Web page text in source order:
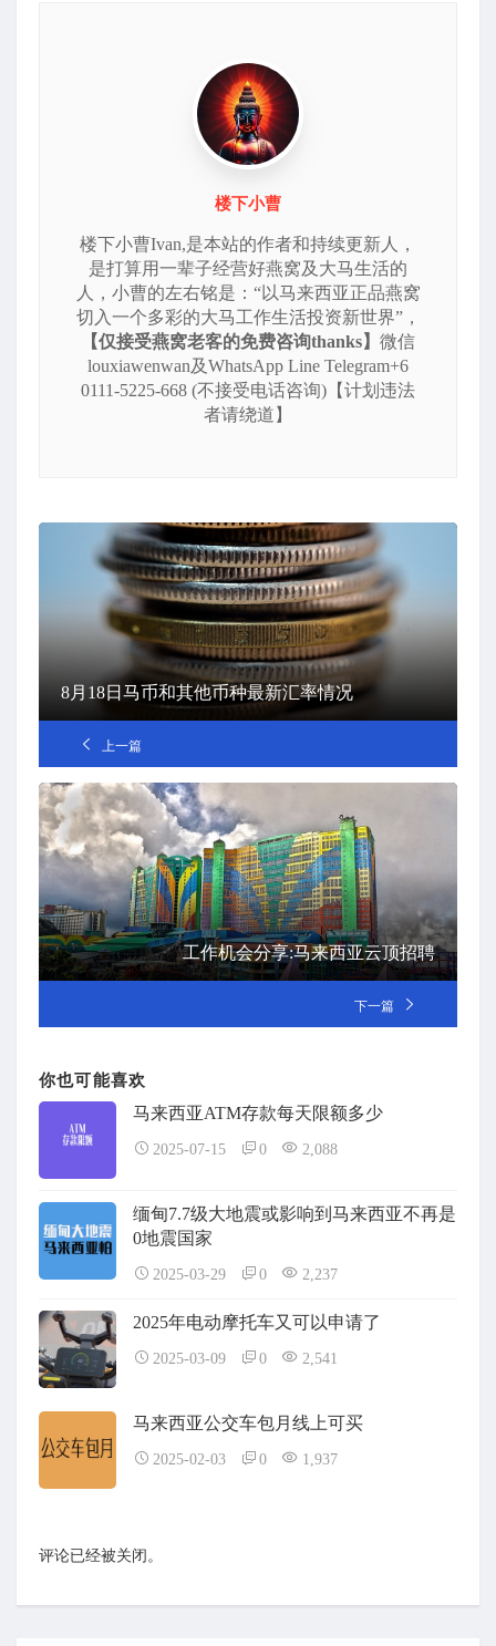
楼下小曹
楼下小曹Ivan,是本站的作者和持续更新人，
是打算用一辈子经营好燕窝及大马生活的
人，小曹的左右铭是：“以马来西亚正品燕窝
切入一个多彩的大马工作生活投资新世界”，
【仅接受燕窝老客的免费咨询thanks】 微信
louxiawenwan及WhatsApp Line Telegram+6
0111-5225-668 (不接受电话咨询)【计划违法
者请绕道】
8月18日马币和其他币种最新汇率情况
上一篇
工作机会分享:马来西亚云顶招聘
下一篇
你也可能喜欢
马来西亚ATM存款每天限额多少
2025-07-15 0 2,088
缅甸7.7级大地震或影响到马来西亚不再是
0地震国家
2025-03-29 0 2,237
2025年电动摩托车又可以申请了
2025-03-09 0 2,541
马来西亚公交车包月线上可买
2025-02-03 0 1,937
评论已经被关闭。